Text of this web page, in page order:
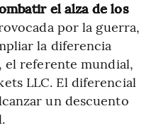
el alza de los
por la guerra,
la diferencia
referente mundial,
LLC. El diferencial
un descuento